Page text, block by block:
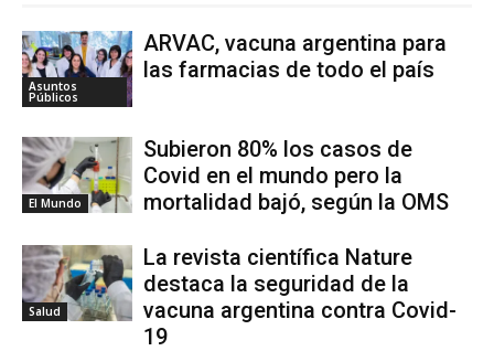
Asuntos
Públicos
ARVAC, vacuna argentina para
las farmacias de todo el país
El Mundo
Subieron 80% los casos de
Covid en el mundo pero la
mortalidad bajó, según la OMS
Salud
La revista científica Nature
destaca la seguridad de la
vacuna argentina contra Covid-
19